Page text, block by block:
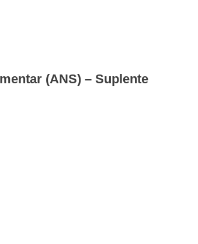
(ANS) – Suplente